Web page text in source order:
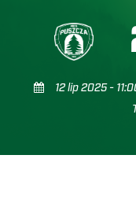
12 lip 2025 -